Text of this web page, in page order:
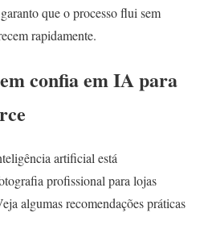
que o processo flui sem
rapidamente.
confia em IA para
artificial está
profissional para lojas
algumas recomendações práticas